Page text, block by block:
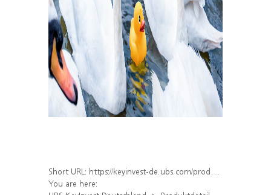
Short URL: https://keyinvest-de.ubs.com/produkt/detail/index/isin/DE000WA8KZ16
You are here: